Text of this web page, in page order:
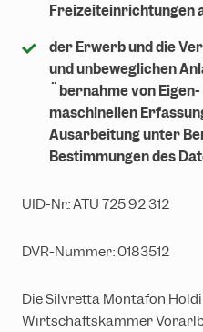
Freizeiteinrichtungen
der Erwerb und die
und unbeweglichen
Übernahme von
maschinellen
Ausarbeitung unter
Bestimmungen des
UID-Nr.: ATU 725 92 312
DVR-Nummer: 0183512
Die Silvretta Montafon
Wirtschaftskammer